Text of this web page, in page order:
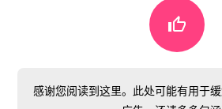

感谢您阅读到这里。此处可能有用于